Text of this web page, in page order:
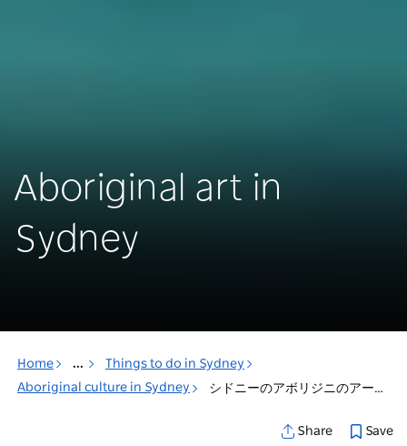
Aboriginal art in
Sydney
Home ...
Things to do in Sydney
Aboriginal culture in Sydney
シドニーのアボリジニのアート
Share Save